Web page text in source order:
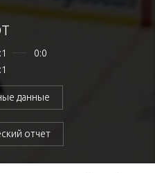
0:0
данные
отчет